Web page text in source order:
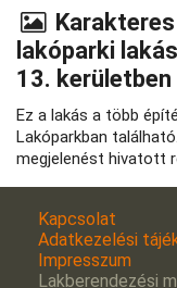
lakóparki
13. kerületben
Ez a lakás a több
Lakóparkban
megjelenést hivatott
Kapcsolat
Adatkezelési
Impresszum
Lakberendezési